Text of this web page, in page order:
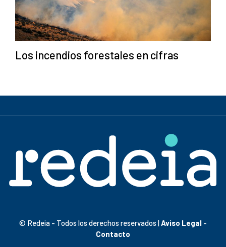
Los incendios forestales en cifras
© Redeia - Todos los derechos reservados |Aviso Legal -
Contacto